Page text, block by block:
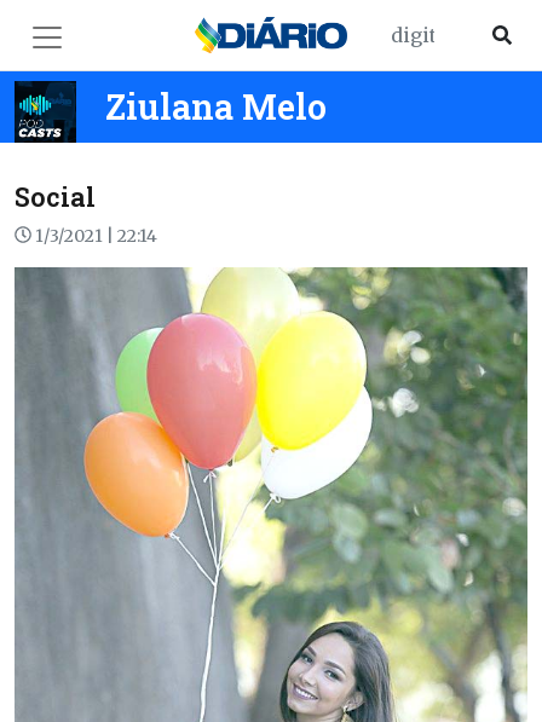
Ziulana Melo
Social
1/3/2021 | 22:14